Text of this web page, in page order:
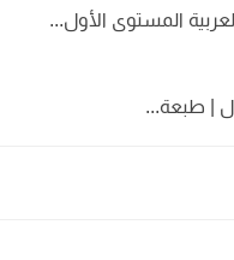
المستوى الأول...
| طبعة...